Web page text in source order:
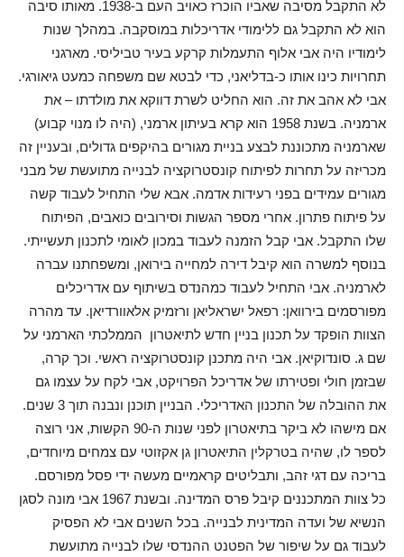
לא התקבל מסיבה שאביו הוכרז כאויב העם ב-1938. מאותו סיבה
הוא לא התקבל גם ללימודי אדריכלות במוסקבה. במהלך שנות
לימודיו היה אבי אלוף התעמלות קרקע בעיר טביליסי. מארגני
תחרויות כינו אותו כ-בדליאני, כדי לבטא שם משפחה כמעט גיאורגי.
אבי לא אהב את זה. הוא החליט לשרת דווקא את מולדתו – את
ארמניה. בשנת 1958 הוא קרא בעיתון ארמני, (היה לו מנוי קבוע)
שארמניה מתכוננת לבצע בניית מגורים בהיקפים גדולים, ובעניין זה
מכריזה על תחרות לפיתוח קונסטרוקציה לבנייה מתועשת של מבני
מגורים עמידים בפני רעידות אדמה. אבא שלי התחיל לעבוד קשה
על פיתוח פתרון. אחרי מספר הגשות וסירובים כואבים, הפיתוח
שלו התקבל. אבי קבל הזמנה לעבוד במכון לאומי לתכנון תעשייתי.
בנוסף למשרה הוא קיבל דירה למחייה בירואן, ומשפחתנו עברה
לארמניה. אבי התחיל לעבוד כמהנדס בשיתוף עם אדריכלים
מפורסמים בירוואן: רפאל ישראליאן ורזמיק אלאוורדיאן. עד מהרה
הצוות הופקד על תכנון בניין חדש לתיאטרון הממלכתי הארמני על
שם ג. סונדוקיאן. אבי היה מתכנן קונסטרוקציה ראשי. וכך קרה,
שבזמן חולי ופטירתו של אדריכל הפרויקט, אבי לקח על עצמו גם
את ההובלה של התכנון האדריכלי. הבניין תוכנן ונבנה תוך 3 שנים.
אם מישהו לא ביקר בתיאטרון לפני שנות ה-90 הקשות, אני רוצה
לספר לו, שהיה בטרקלין התיאטרון גן אקזוטי עם צמחים מיוחדים,
בריכה עם דגי זהב, ותבליטים קראמיים מעשה ידי פסל מפורסם.
כל צוות המתכננים קיבל פרס המדינה. ובשנת 1967 אבי מונה לסגן
הנשיא של ועדה המדינית לבנייה. בכל השנים אבי לא הפסיק
לעבוד גם על שיפור של הפטנט ההנדסי שלו לבנייה מתועשת